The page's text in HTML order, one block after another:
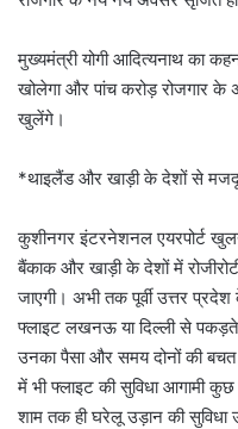
मुख्यमंत्री योगी आदित्यनाथ का
खोलेगा और पांच करोड़ रोजगार के
खुलेंगे।
*थाइलैंड और खाड़ी के देशों से
कुशीनगर इंटरनेशनल एयरपोर्ट
बैंकाक और खाड़ी के देशों में
जाएगी। अभी तक पूर्वी उत्तर
फ्लाइट लखनऊ या दिल्ली से
उनका पैसा और समय दोनों की बचत
में भी फ्लाइट की सुविधा आगामी
शाम तक ही घरेलू उड़ान की सुविधा